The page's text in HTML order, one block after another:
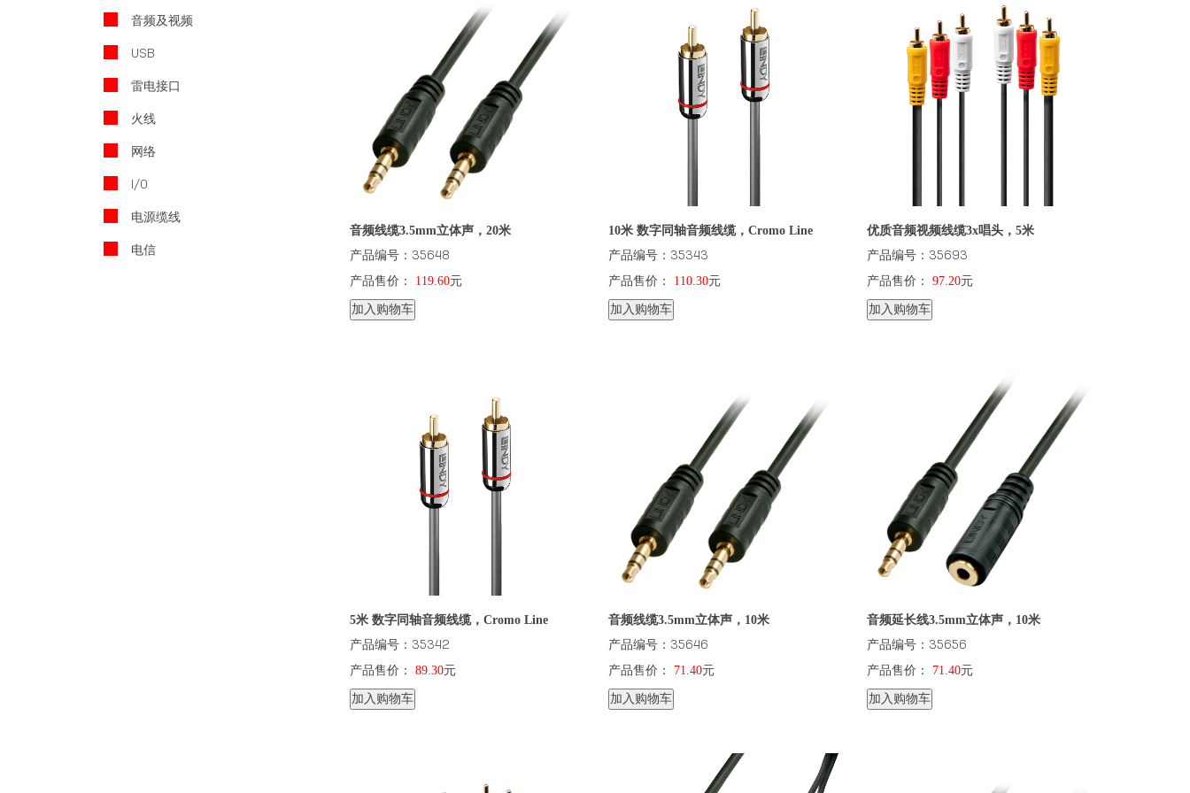
音频及视频
USB
雷电接口
火线
网络
I/O
电源缆线
电信
音频线缆3.5mm立体声，20米
产品编号：35648
产品售价： 119.60元
加入购物车
10米 数字同轴音频线缆，Cromo Line
产品编号：35343
产品售价： 110.30元
加入购物车
优质音频视频线缆3x唱头，5米
产品编号：35693
产品售价：97.20元
加入购物车
5米 数字同轴音频线缆，Cromo Line
产品编号：35342
产品售价： 89.30元
加入购物车
音频线缆3.5mm立体声，10米
产品编号：35646
产品售价： 71.40元
加入购物车
音频延长线3.5mm立体声，10米
产品编号：35656
产品售价： 71.40元
加入购物车